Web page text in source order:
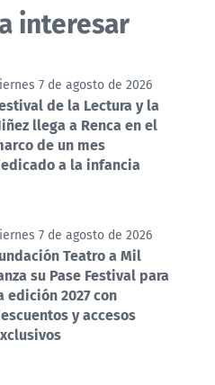
interesar
7 de agosto de 2026
de la Lectura y la
llega a Renca en el
de un mes
a la infancia
7 de agosto de 2026
Teatro a Mil
su Pase Festival para
edición 2027 con
y accesos